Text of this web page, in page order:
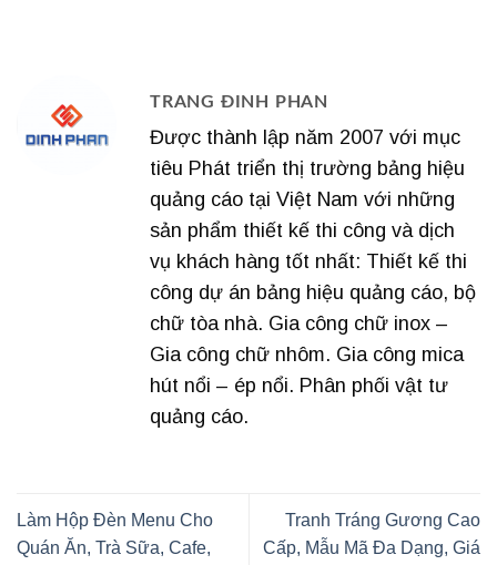
TRANG ĐINH PHAN
Được thành lập năm 2007 với mục
tiêu Phát triển thị trường bảng hiệu
quảng cáo tại Việt Nam với những
sản phẩm thiết kế thi công và dịch
vụ khách hàng tốt nhất: Thiết kế thi
công dự án bảng hiệu quảng cáo, bộ
chữ tòa nhà. Gia công chữ inox –
Gia công chữ nhôm. Gia công mica
hút nổi – ép nổi. Phân phối vật tư
quảng cáo.
Làm Hộp Đèn Menu Cho
Quán Ăn, Trà Sữa, Cafe,
Tranh Tráng Gương Cao
Cấp, Mẫu Mã Đa Dạng, Giá